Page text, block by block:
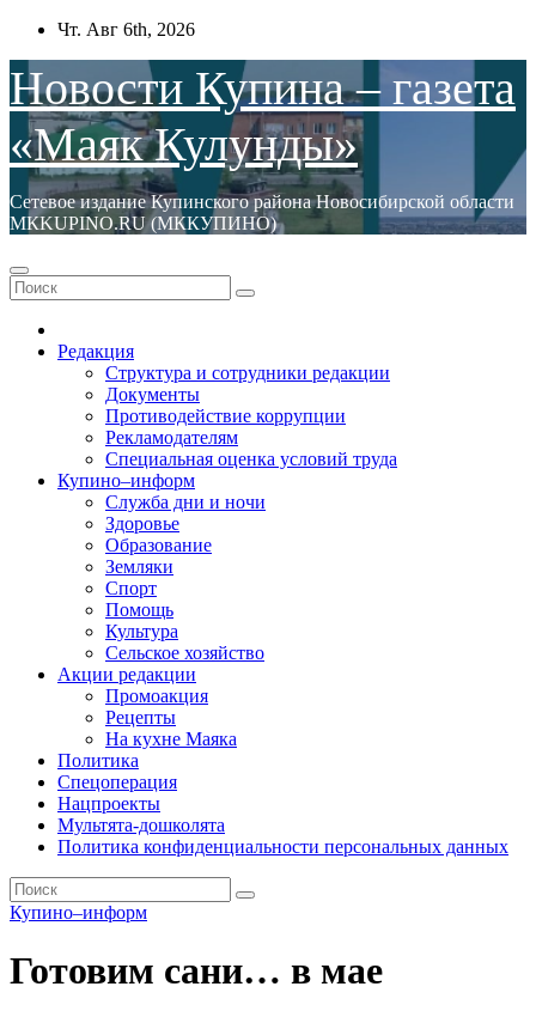
Перейти
содержимому
Чт. Авг 6th, 2026
Новости Купина – газета
«Маяк Кулунды»
Сетевое издание Купинского района Новосибирской области
МКKUPINO.RU (МККУПИНО)
Редакция
Структура и сотрудники редакции
Документы
Противодействие коррупции
Рекламодателям
Специальная оценка условий труда
Купино–информ
Служба дни и ночи
Здоровье
Образование
Земляки
Спорт
Помощь
Культура
Сельское хозяйство
Акции редакции
Промоакция
Рецепты
На кухне Маяка
Политика
Спецоперация
Нацпроекты
Мультята-дошколята
Политика конфиденциальности персональных данных
Купино–информ
Готовим сани… в мае